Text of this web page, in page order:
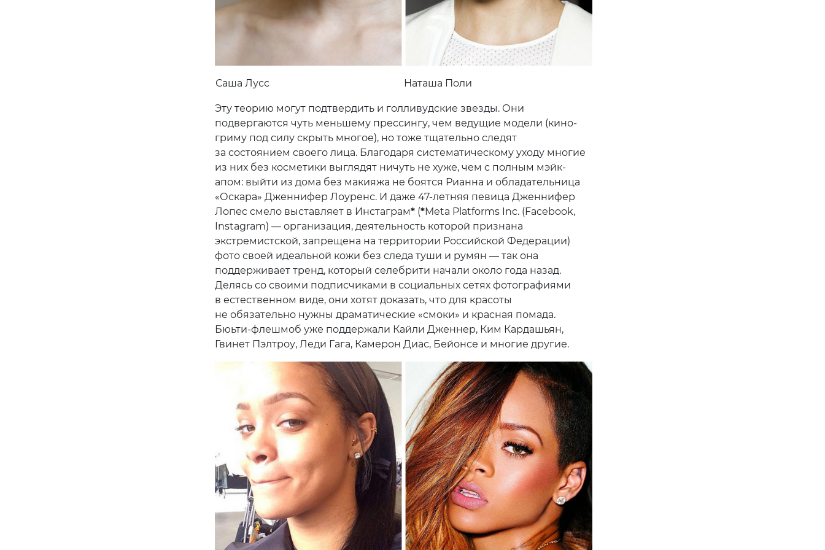
Саша Лусс Наташа Поли
Эту теорию могут подтвердить и голливудские звезды. Они
подвергаются чуть меньшему прессингу, чем ведущие модели (кино-
гриму под силу скрыть многое), но тоже тщательно следят
за состоянием своего лица. Благодаря систематическому уходу многие
из них без косметики выглядят ничуть не хуже, чем с полным мэйк-
апом: выйти из дома без макияжа не боятся Рианна и обладательница
«Оскара» Дженнифер Лоуренс. И даже 47-летняя певица Дженнифер
Лопес смело выставляет в Инстаграм*(*Meta Platforms Inc. (Facebook,
Instagram) — организация, деятельность которой признана
экстремистской, запрещена на территории Российской Федерации)
фото своей идеальной кожи без следа туши и румян — так она
поддерживает тренд, который селебрити начали около года назад.
Делясь со своими подписчиками в социальных сетях фотографиями
в естественном виде, они хотят доказать, что для красоты
не обязательно нужны драматические «смоки» и красная помада.
Бюьти-флешмоб уже поддержали Кайли Дженнер, Ким Кардашьян,
Гвинет Пэлтроу, Леди Гага, Камерон Диас, Бейонсе и многие другие.